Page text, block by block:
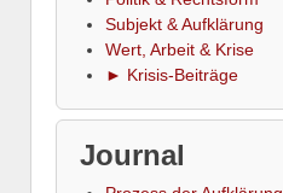
Subjekt & Aufklärung
Wert, Arbeit & Krise
► Krisis-Beiträge
Journal